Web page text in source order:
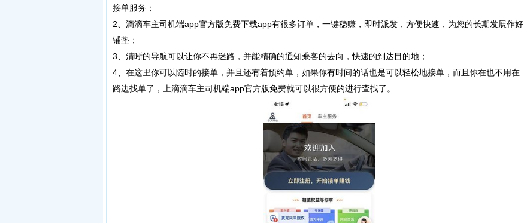
接单服务；
2、滴滴车主司机端app官方版免费下载app有很多订单，一键稳赚，即时派发，方便快速，为您的长期发展作好
铺垫；
3、清晰的导航可以让你不再迷路，并能精确的通知乘客的去向，快速的到达目的地；
4、在这里你可以随时的接单，并且还有着预约单，如果你有时间的话也是可以轻松地接单，而且你在也不用在
路边找单了，上滴滴车主司机端app官方版免费就可以很方便的进行查找了。